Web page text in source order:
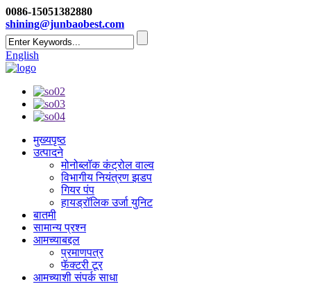
0086-15051382880
shining@junbaobest.com
English
मुख्यपृष्ठ
उत्पादने
मोनोब्लॉक कंट्रोल वाल्व
विभागीय नियंत्रण झडप
गियर पंप
हायड्रॉलिक उर्जा युनिट
बातमी
सामान्य प्रश्न
आमच्याबद्दल
प्रमाणपत्र
फॅक्टरी टूर
आमच्याशी संपर्क साधा